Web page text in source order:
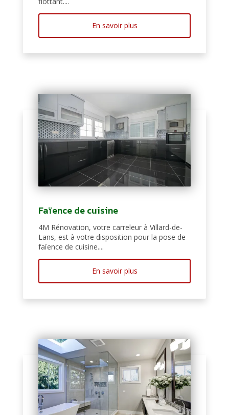
En savoir plus
Faïence de cuisine
4M Rénovation, votre carreleur à Villard-de-
Lans, est à votre disposition pour la pose de
faïence de cuisine....
En savoir plus